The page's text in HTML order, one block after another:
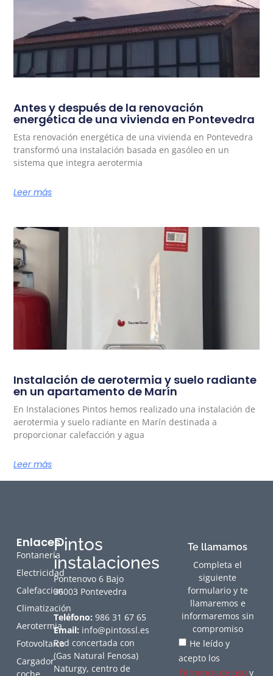
Antes y después de la renovación
energética de una vivienda en Pontevedra
Esta renovación energética de una vivienda en Pontevedra
transformó una instalación basada en gasóleo en un
sistema que integra aerotermia
Leer más
Instalación de aerotermia y suelo radiante
en un apartamento de Marín
En Instalaciones Pintos hemos realizado una instalación de
aerotermia y suelo radiante en Marín destinada a
proporcionar calefacción y agua
Leer más
Pintos
instalaciones
Pontenovo 6 Bajo
36003 Pontevedra
Teléfono: 986 31 67 65
Email: info@pintossl.es
Red concertada con
(Gas Natural Fenosa)
Naturgy, centro de
Enlaces
Fontanería
Electricidad
Calefaccion
Climatización
Aerotermia
Fotovoltaica
Cargador
Te llamamos
Completa el
siguiente
formulario y te
llamaremos e
informaremos sin
compromiso
He leído y
acepto los
Términos de uso y